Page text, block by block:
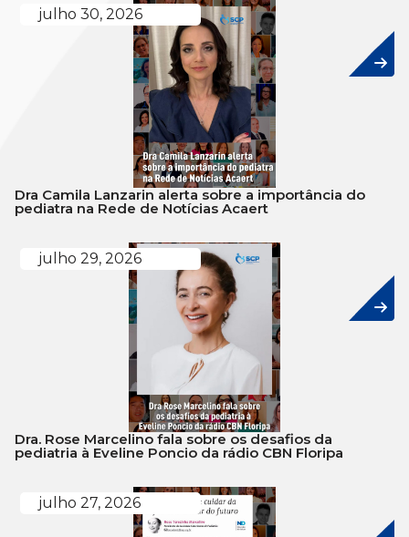
julho 30, 2026
Dra Camila Lanzarin alerta sobre a importância do
pediatra na Rede de Notícias Acaert
julho 29, 2026
Dra. Rose Marcelino fala sobre os desafios da
pediatria à Eveline Poncio da rádio CBN Floripa
julho 27, 2026